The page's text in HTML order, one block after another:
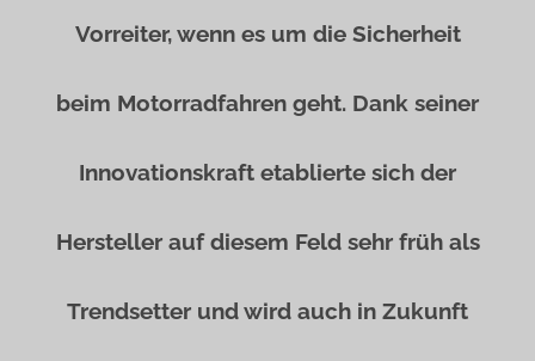
Vorreiter, wenn es um die Sicherheit
beim Motorradfahren geht. Dank seiner
Innovationskraft etablierte sich der
Hersteller auf diesem Feld sehr früh als
Trendsetter und wird auch in Zukunft